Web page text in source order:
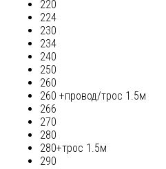
220
224
230
234
240
250
260
260 +провод/трос 1.5м
266
270
280
280+трос 1.5м
290